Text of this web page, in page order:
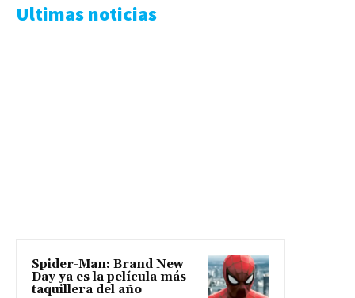
Ultimas noticias
Spider-Man: Brand New
Day ya es la película más
taquillera del año